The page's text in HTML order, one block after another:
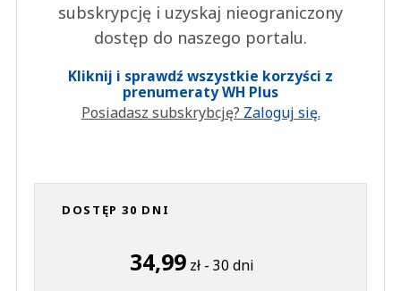
subskrypcję i uzyskaj nieograniczony
dostęp do naszego portalu.
Kliknij i sprawdź wszystkie korzyści z
prenumeraty WH Plus
Posiadasz subskrybcję? Zaloguj się.
DOSTĘP 30 DNI
34,99 zł - 30 dni